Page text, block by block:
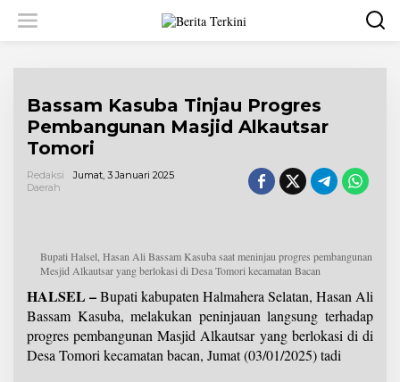
Bassam Kasuba Tinjau Progres
Pembangunan Masjid Alkautsar
Tomori
Redaksi
Jumat, 3 Januari 2025
Daerah
Bupati Halsel, Hasan Ali Bassam Kasuba saat meninjau progres pembangunan
Mesjid Alkautsar yang berlokasi di Desa Tomori kecamatan Bacan
HALSEL –Bupati kabupaten Halmahera Selatan, Hasan Ali
Bassam Kasuba, melakukan peninjauan langsung terhadap
progres pembangunan Masjid Alkautsar yang berlokasi di di
Desa Tomori kecamatan bacan, Jumat (03/01/2025) tadi